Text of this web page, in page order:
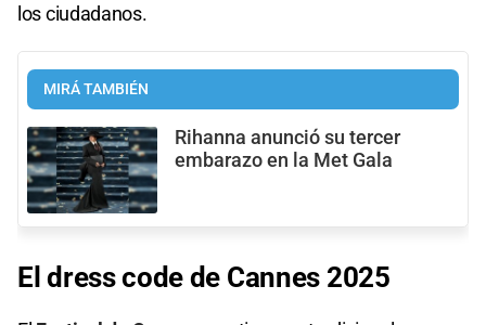
los ciudadanos.
MIRÁ TAMBIÉN
Rihanna anunció su tercer
embarazo en la Met Gala
El dress code de Cannes 2025